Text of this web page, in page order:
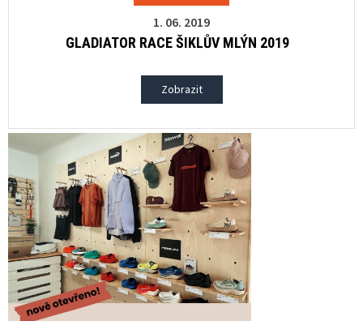
1. 06. 2019
GLADIATOR RACE ŠIKLŮV MLÝN 2019
Zobrazit